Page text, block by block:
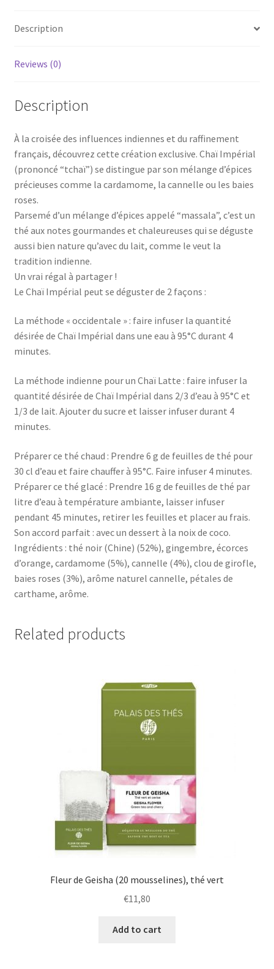
Description
Reviews (0)
Description
À la croisée des influences indiennes et du raffinement
français, découvrez cette création exclusive. Chaï Impérial
(prononcé “tchaï”) se distingue par son mélange d’épices
précieuses comme la cardamome, la cannelle ou les baies
roses.
Parsemé d’un mélange d’épices appelé “massala”, c’est un
thé aux notes gourmandes et chaleureuses qui se déguste
aussi bien nature qu’avec du lait, comme le veut la
tradition indienne.
Un vrai régal à partager !
Le Chaï Impérial peut se déguster de 2 façons :
La méthode « occidentale » : faire infuser la quantité
désirée de Chaï Impérial dans une eau à 95°C durant 4
minutes.
La méthode indienne pour un Chaï Latte : faire infuser la
quantité désirée de Chaï Impérial dans 2/3 d’eau à 95°C et
1/3 de lait. Ajouter du sucre et laisser infuser durant 4
minutes.
Préparer ce thé chaud : Prendre 6 g de feuilles de thé pour
30 cl d’eau et faire chauffer à 95°C. Faire infuser 4 minutes.
Préparer ce thé glacé : Prendre 16 g de feuilles de thé par
litre d’eau à température ambiante, laisser infuser
pendant 45 minutes, retirer les feuilles et placer au frais.
Son accord parfait : avec un dessert à la noix de coco.
Ingrédients : thé noir (Chine) (52%), gingembre, écorces
d’orange, cardamome (5%), cannelle (4%), clou de girofle,
baies roses (3%), arôme naturel cannelle, pétales de
carthame, arôme.
Related products
Fleur de Geisha (20 mousselines), thé vert
€11,80
Add to cart